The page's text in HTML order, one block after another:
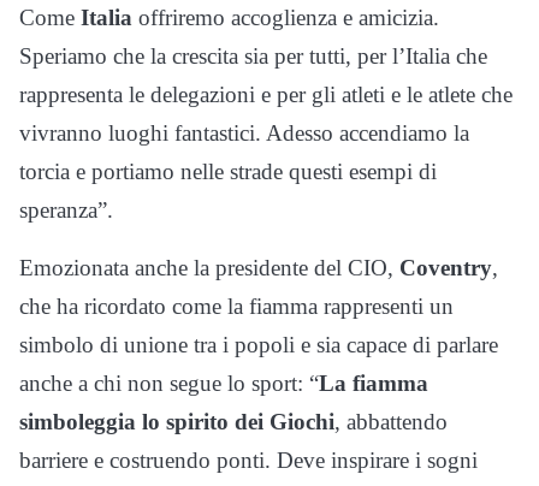
Come Italia offriremo accoglienza e amicizia.
Speriamo che la crescita sia per tutti, per l’Italia che
rappresenta le delegazioni e per gli atleti e le atlete che
vivranno luoghi fantastici. Adesso accendiamo la
torcia e portiamo nelle strade questi esempi di
speranza”.
Emozionata anche la presidente del CIO, Coventry,
che ha ricordato come la fiamma rappresenti un
simbolo di unione tra i popoli e sia capace di parlare
anche a chi non segue lo sport: “La fiamma
simboleggia lo spirito dei Giochi, abbattendo
barriere e costruendo ponti. Deve inspirare i sogni